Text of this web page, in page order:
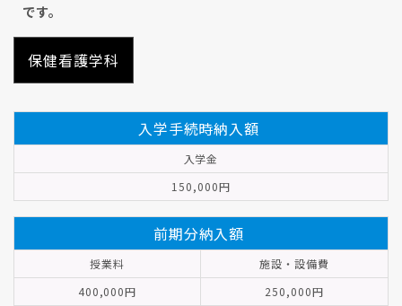
です。
保健看護学科
入学手続時納入額
入学金
150,000円
前期分納入額
授業料
施設・設備費
400,000円
250,000円